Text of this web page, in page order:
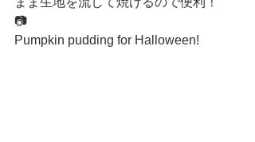
📷
Pumpkin pudding for Halloween!